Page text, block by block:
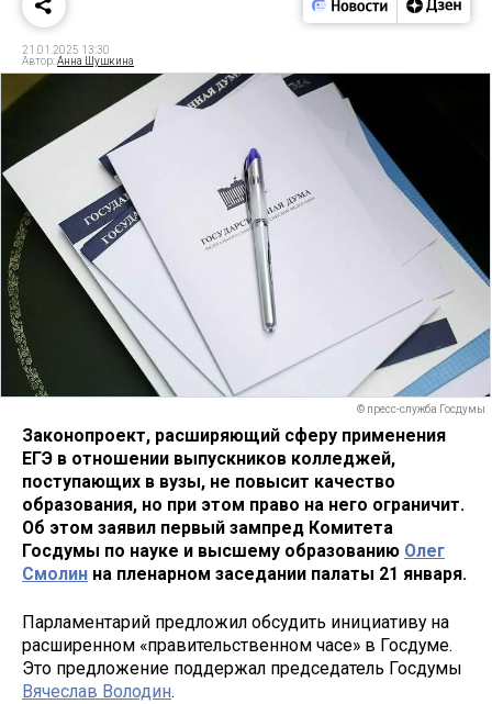
21.01.2025 13:30
Автор:Анна Шушкина
© пресс-служба Госдумы
Законопроект, расширяющий сферу применения
ЕГЭ в отношении выпускников колледжей,
поступающих в вузы, не повысит качество
образования, но при этом право на него ограничит.
Об этом заявил первый зампред Комитета
Госдумы по науке и высшему образованию Олег
Смолин на пленарном заседании палаты 21 января.
Парламентарий предложил обсудить инициативу на
расширенном «правительственном часе» в Госдуме.
Это предложение поддержал председатель Госдумы
Вячеслав Володин.